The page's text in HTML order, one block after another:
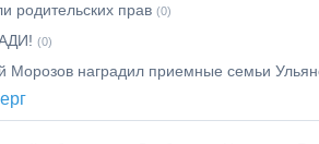
родительских прав (0)
(0)
Морозов наградил приемные семьи